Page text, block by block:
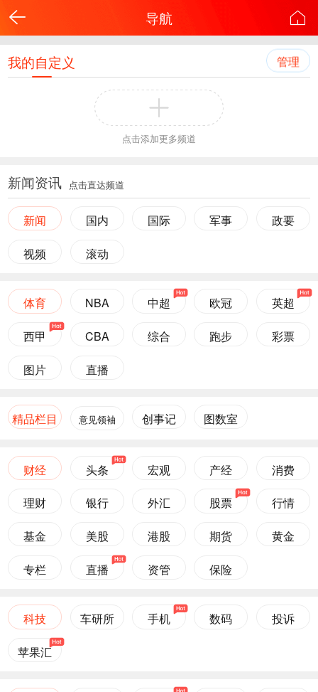
导航
我的自定义 管理
点击添加更多频道
新闻资讯 点击直达频道
新闻 国内 国际 军事 政要
视频 滚动
体育 NBA 中超 欧冠 英超
西甲 CBA 综合 跑步 彩票
图片 直播
精品栏目 意见领袖 创事记 图数室
财经 头条 宏观 产经 消费
理财 银行 外汇 股票 行情
基金 美股 港股 期货 黄金
专栏 直播 资管 保险
科技 车研所 手机 数码 投诉
苹果汇